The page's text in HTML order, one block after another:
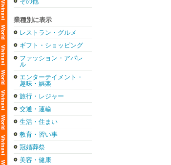
業種別に表示
レストラン・グルメ
ギフト・ショッピング
ファッション・アパレ
ル
エンターテイメント・
趣味・娯楽
旅行・レジャー
交通・運輸
生活・住まい
教育・習い事
冠婚葬祭
美容・健康